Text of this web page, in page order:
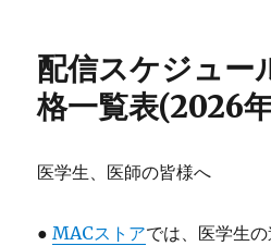
配信スケジュー
格一覧表(2026
医学生、医師の皆様へ
●MACストアでは、医学生